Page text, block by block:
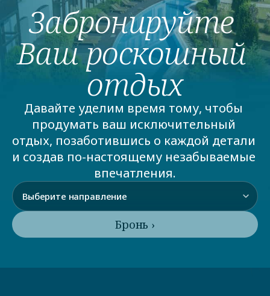
Забронируйте
Ваш роскошный
отдых
Давайте уделим время тому, чтобы
продумать ваш исключительный
отдых, позаботившись о каждой детали
и создав по-настоящему незабываемые
впечатления.
Бронь ›